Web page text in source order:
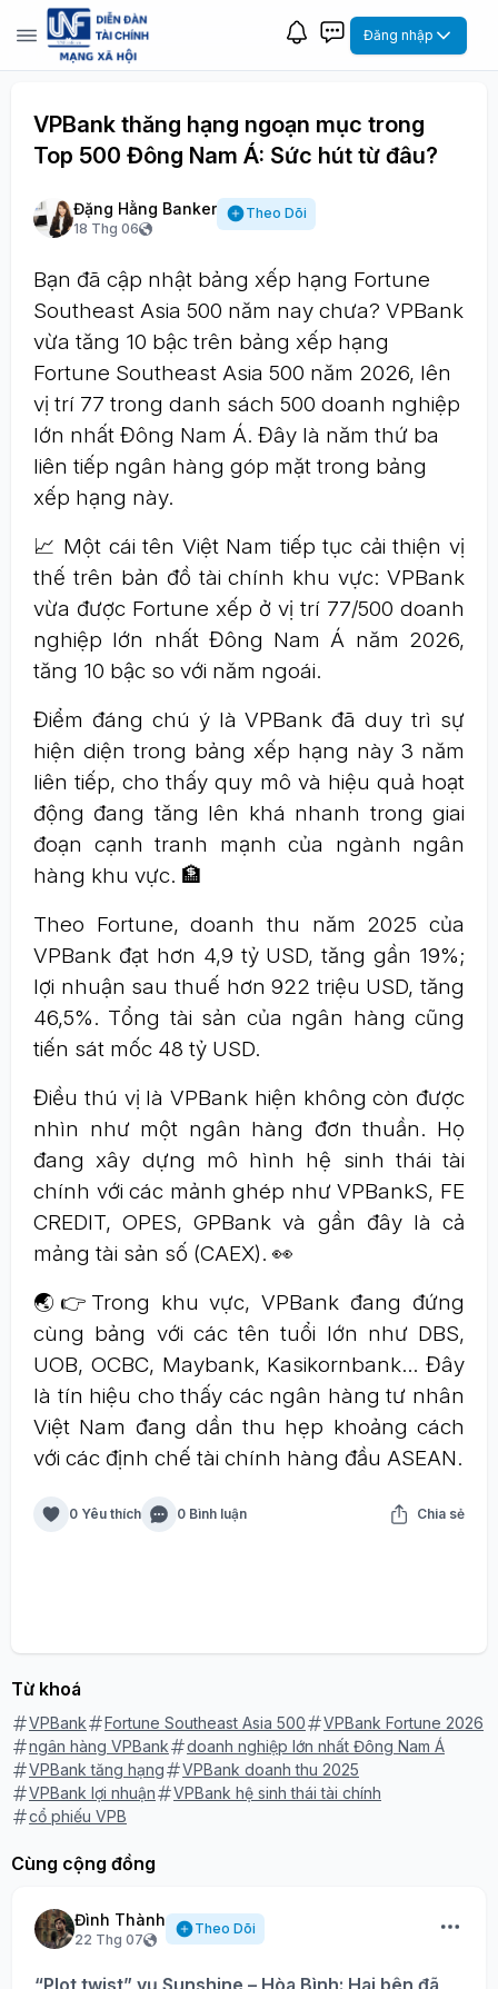
Đăng nhập
VPBank thăng hạng ngoạn mục trong
Top 500 Đông Nam Á: Sức hút từ đâu?
Đặng Hằng Banker
18 Thg 06
Theo Dõi
Bạn đã cập nhật bảng xếp hạng Fortune
Southeast Asia 500 năm nay chưa? VPBank
vừa tăng 10 bậc trên bảng xếp hạng
Fortune Southeast Asia 500 năm 2026, lên
vị trí 77 trong danh sách 500 doanh nghiệp
lớn nhất Đông Nam Á. Đây là năm thứ ba
liên tiếp ngân hàng góp mặt trong bảng
xếp hạng này.
📈 Một cái tên Việt Nam tiếp tục cải thiện vị
thế trên bản đồ tài chính khu vực: VPBank
vừa được Fortune xếp ở vị trí 77/500 doanh
nghiệp lớn nhất Đông Nam Á năm 2026,
tăng 10 bậc so với năm ngoái.
Điểm đáng chú ý là VPBank đã duy trì sự
hiện diện trong bảng xếp hạng này 3 năm
liên tiếp, cho thấy quy mô và hiệu quả hoạt
động đang tăng lên khá nhanh trong giai
đoạn cạnh tranh mạnh của ngành ngân
hàng khu vực. 🏦
Theo Fortune, doanh thu năm 2025 của
VPBank đạt hơn 4,9 tỷ USD, tăng gần 19%;
lợi nhuận sau thuế hơn 922 triệu USD, tăng
46,5%. Tổng tài sản của ngân hàng cũng
tiến sát mốc 48 tỷ USD.
Điều thú vị là VPBank hiện không còn được
nhìn như một ngân hàng đơn thuần. Họ
đang xây dựng mô hình hệ sinh thái tài
chính với các mảnh ghép như VPBankS, FE
CREDIT, OPES, GPBank và gần đây là cả
mảng tài sản số (CAEX). 👀
🌏👉Trong khu vực, VPBank đang đứng
cùng bảng với các tên tuổi lớn như DBS,
UOB, OCBC, Maybank, Kasikornbank… Đây
là tín hiệu cho thấy các ngân hàng tư nhân
Việt Nam đang dần thu hẹp khoảng cách
với các định chế tài chính hàng đầu ASEAN.
0 Yêu thích 0 Bình luận Chia sẻ
Từ khoá
VPBank Fortune Southeast Asia 500
VPBank Fortune 2026
ngân hàng VPBank
doanh nghiệp lớn nhất Đông Nam Á
VPBank tăng hạng
VPBank doanh thu 2025
VPBank lợi nhuận
VPBank hệ sinh thái tài chính
cổ phiếu VPB
Cùng cộng đồng
Đình Thành
22 Thg 07
Theo Dõi
“Plot twist” vụ Sunshine – Hòa Bình: Hai bên đã